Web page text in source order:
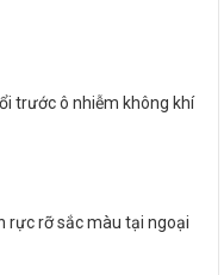
trước ô nhiễm không khí
rực rỡ sắc màu tại ngoại